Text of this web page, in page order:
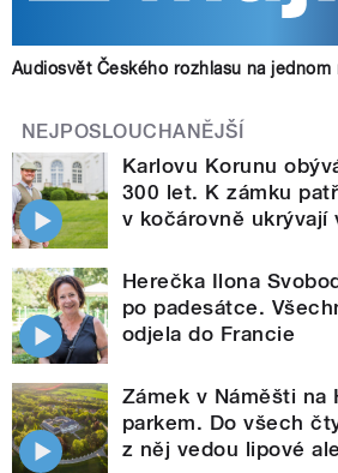
Audiosvět Českého rozhlasu na jednom
NEJPOSLOUCHANĚJŠÍ
Karlovu Korunu
300 let. K zámku
v kočárovně ukrývají
Herečka Ilona
po padesátce.
odjela do Francie
Zámek v Náměšti na
parkem. Do všech
z něj vedou lipové